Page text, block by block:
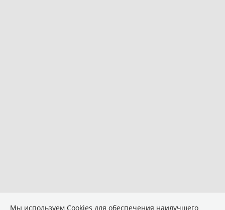
Мы используем Сookies для обеспечения наилучшего